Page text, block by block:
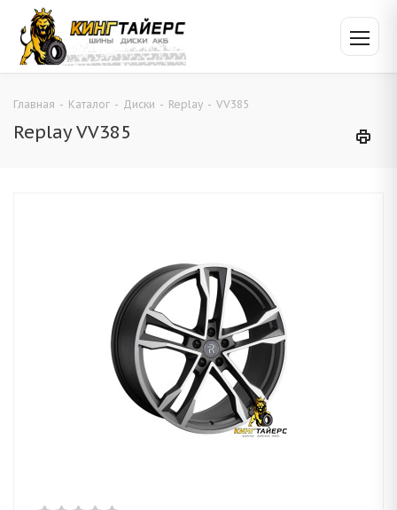
Главная - Каталог - Диски - Replay - VV385
Replay VV385